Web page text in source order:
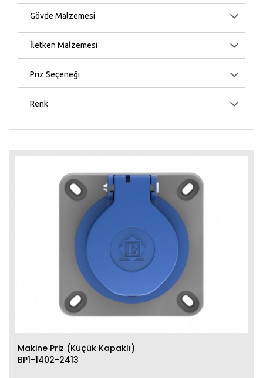
Gövde Malzemesi
İletken Malzemesi
Priz Seçeneği
Renk
Makine Priz (Küçük Kapaklı)
BP1-1402-2413